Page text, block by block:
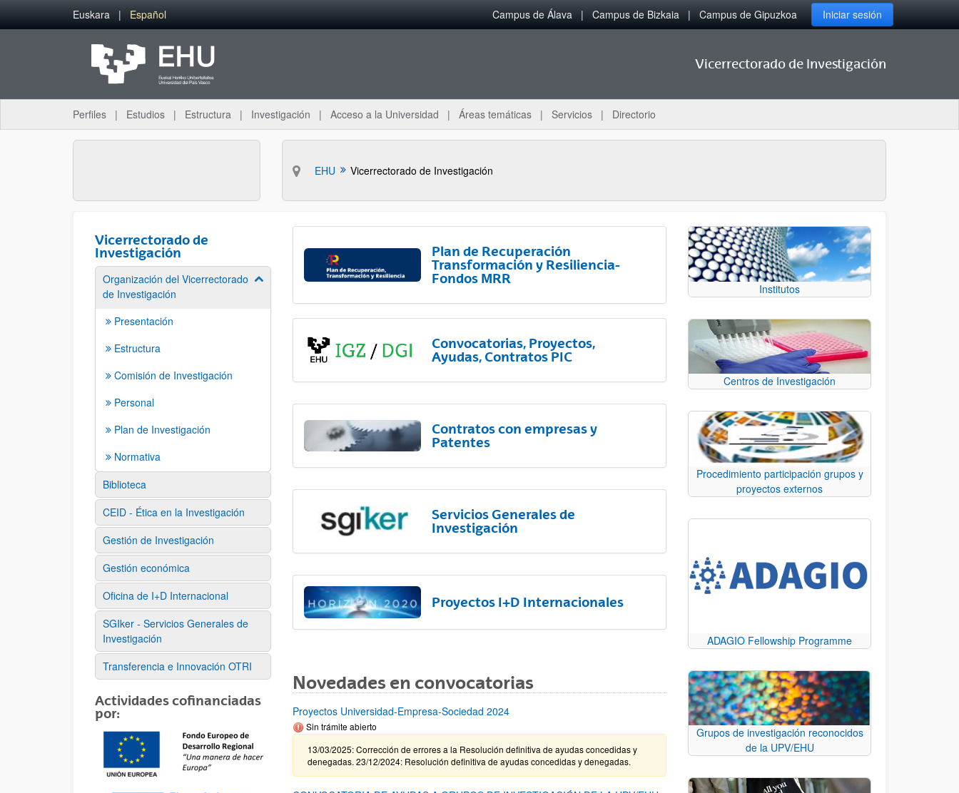
Saltar al contenido principal
Euskara Español Campus de Álava Campus de Bizkaia Campus de Gipuzkoa Iniciar sesión
Vicerrectorado de Investigación
Perfiles Estudios Estructura Investigación Acceso a la Universidad Áreas temáticas Servicios Directorio
EHU Vicerrectorado de Investigación
Vicerrectorado de
Investigación
Organización del Vicerrectorado
de Investigación
Mostrar/ocultar subpáginas
Presentación
Estructura
Comisión de Investigación
Personal
Plan de Investigación
Normativa
Biblioteca
CEID - Ética en la Investigación
Gestión de Investigación
Gestión económica
Oficina de I+D Internacional
SGIker - Servicios Generales de
Investigación
Transferencia e Innovación OTRI
Actividades cofinanciadas
por:
Plan de Recuperación
Transformación y Resiliencia-
Fondos MRR
Convocatorias, Proyectos,
Ayudas, Contratos PIC
Contratos con empresas y
Patentes
Servicios Generales de
Investigación
Proyectos I+D Internacionales
Novedades en convocatorias
Proyectos Universidad-Empresa-Sociedad 2024
Sin trámite abierto
13/03/2025: Corrección de errores a la Resolución definitiva de ayudas concedidas y
denegadas. 23/12/2024: Resolución definitiva de ayudas concedidas y denegadas.
Institutos
Centros de Investigación
Procedimiento participación grupos y
proyectos externos
ADAGIO Fellowship Programme
Grupos de investigación reconocidos
de la UPV/EHU